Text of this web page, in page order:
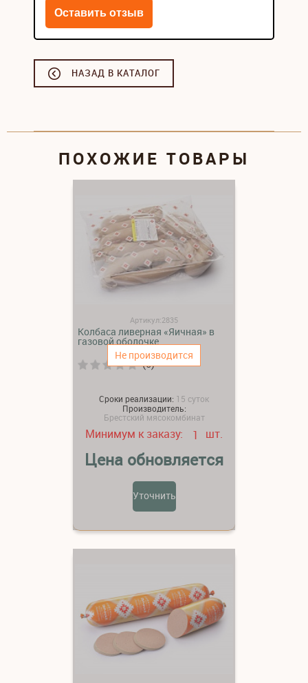
НАЗАД В КАТАЛОГ
ПОХОЖИЕ ТОВАРЫ
Не производится
Артикул:2835
Колбаса ливерная «Яичная» в
газовой оболочке
(0)
Сроки реализации: 15 суток
Производитель:
Брестский мясокомбинат
Минимум к заказу: 1 шт.
Цена обновляется
Уточнить